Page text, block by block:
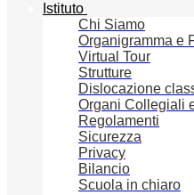
Istituto
Chi Siamo
Organigramma e
Virtual Tour
Strutture
Dislocazione
Organi Collegiali
Regolamenti
Sicurezza
Privacy
Bilancio
Scuola in chiaro